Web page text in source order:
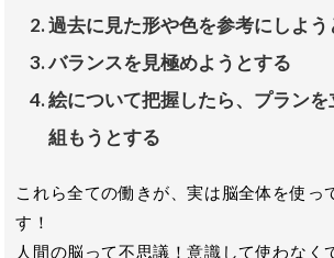
過去に見た形や色を参考にしよう
バランスを見極めようとする
絵について把握したら、プランを
組もうとする
これら全ての働きが、実は脳全体を使っ
す！
人間の脳って不思議！意識して使わなく